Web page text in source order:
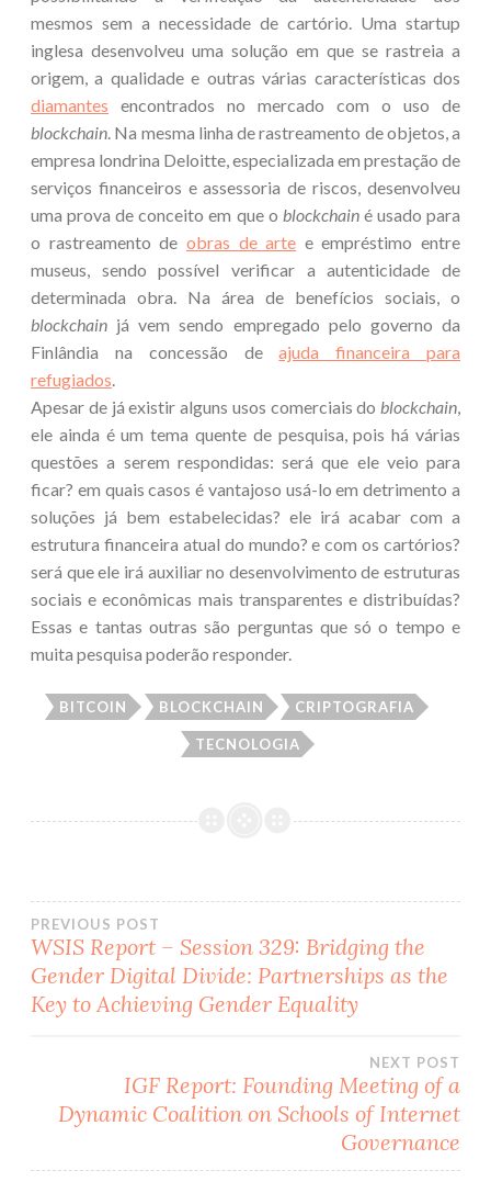
mesmos sem a necessidade de cartório. Uma startup
inglesa desenvolveu uma solução em que se rastreia a
origem, a qualidade e outras várias características dos
diamantes encontrados no mercado com o uso de
blockchain. Na mesma linha de rastreamento de objetos, a
empresa londrina Deloitte, especializada em prestação de
serviços financeiros e assessoria de riscos, desenvolveu
uma prova de conceito em que o blockchainé usado para
o rastreamento de obras de arte e empréstimo entre
museus, sendo possível verificar a autenticidade de
determinada obra. Na área de benefícios sociais, o
blockchain já vem sendo empregado pelo governo da
Finlândia na concessão deajuda financeira para
refugiados.
Apesar de já existir alguns usos comerciais do blockchain,
ele ainda é um tema quente de pesquisa, pois há várias
questões a serem respondidas: será que ele veio para
ficar? em quais casos é vantajoso usá-lo em detrimento a
soluções já bem estabelecidas? ele irá acabar com a
estrutura financeira atual do mundo? e com os cartórios?
será que ele irá auxiliar no desenvolvimento de estruturas
sociais e econômicas mais transparentes e distribuídas?
Essas e tantas outras são perguntas que só o tempo e
muita pesquisa poderão responder.
BITCOIN BLOCKCHAIN CRIPTOGRAFIA
TECNOLOGIA
Post
navigation
PREVIOUS POST
WSIS Report – Session 329: Bridging the
Gender Digital Divide: Partnerships as the
Key to Achieving Gender Equality
NEXT POST
IGF Report: Founding Meeting of a
Dynamic Coalition on Schools of Internet
Governance